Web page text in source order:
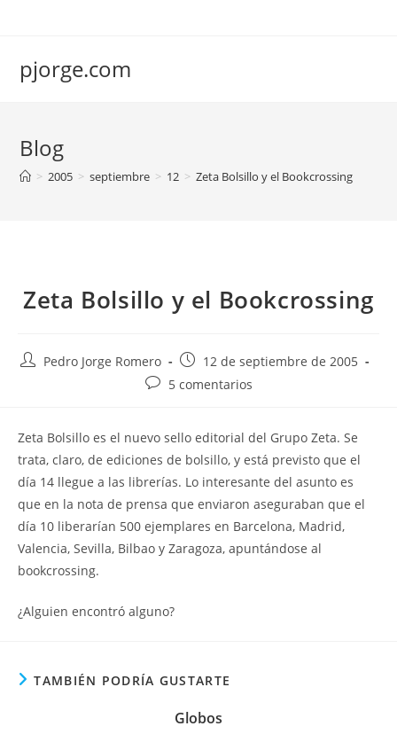
pjorge.com
Blog
> 2005 > septiembre > 12 > Zeta Bolsillo y el Bookcrossing
Zeta Bolsillo y el Bookcrossing
AutorPedro Jorge Romero
Publicación
de
12 de septiembre de 2005
Comentarios
entrada:
5 comentarios
Zeta Bolsillo es el nuevo sello editorial del Grupo Zeta. Se
trata, claro, de ediciones de bolsillo, y está previsto que el
día 14 llegue a las librerías. Lo interesante del asunto es
que en la nota de prensa que enviaron aseguraban que el
día 10 liberarían 500 ejemplares en Barcelona, Madrid,
Valencia, Sevilla, Bilbao y Zaragoza, apuntándose al
bookcrossing.
¿Alguien encontró alguno?
TAMBIÉN PODRÍA GUSTARTE
Globos